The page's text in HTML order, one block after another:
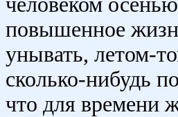
повышенное
унывать, летом-
сколько-нибудь
что для времени